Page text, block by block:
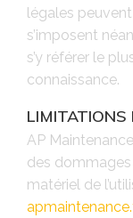
légales
s’imposent
s’y référer le
connaissance.
LIMITATIONS
AP
des
matériel de